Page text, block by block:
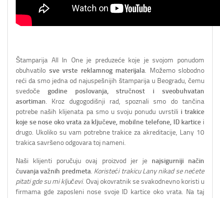
Štamparija All In One je preduzeće koje je svojom ponudom
obuhvatilo sve vrste reklamnog materijala. Možemo slobodno
reći da smo jedna od najuspešnijih štamparija u Beogradu, čemu
svedoče godine poslovanja, stručnost i sveobuhvatan
asortiman. Kroz dugogodišnji rad, spoznali smo do tančina
potrebe naših klijenata pa smo u svoju ponudu uvrstili i trakice
koje se nose oko vrata za ključeve, mobilne telefone, ID kartice i
drugo. Ukoliko su vam potrebne trakice za akreditacije, Lany 10
trakica savršeno odgovara toj nameni.
Naši klijenti poručuju ovaj proizvod jer je najsigurniji način
čuvanja važnih predmeta. Koristeći trakicu Lany nikad se nećete
pitati gde su mi ključevi. Ovaj okovratnik se svakodnevno koristi u
firmama gde zaposleni nose svoje ID kartice oko vrata. Na taj